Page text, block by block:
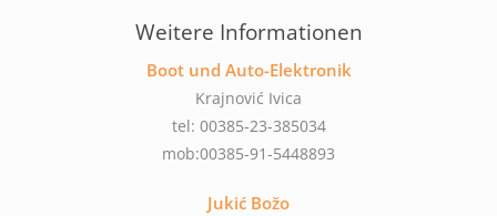
Weitere Informationen
Boot und Auto-Elektronik
Krajnović Ivica
tel: 00385-23-385034
mob:00385-91-5448893
Jukić Božo